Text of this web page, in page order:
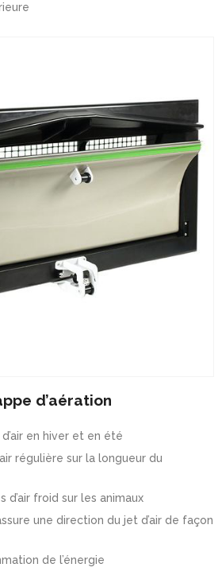
d’aération
en hiver et en été
régulière sur la longueur du
d’air froid sur les animaux
une direction du jet d’air de façon
de l’énergie